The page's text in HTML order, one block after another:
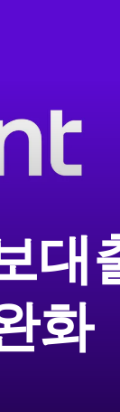
대
화​